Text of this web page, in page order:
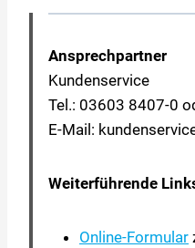
Ansprechpartner
Kundenservice
Tel.: 03603 8407-0
E-Mail:
Weiterführende
Online-Formular